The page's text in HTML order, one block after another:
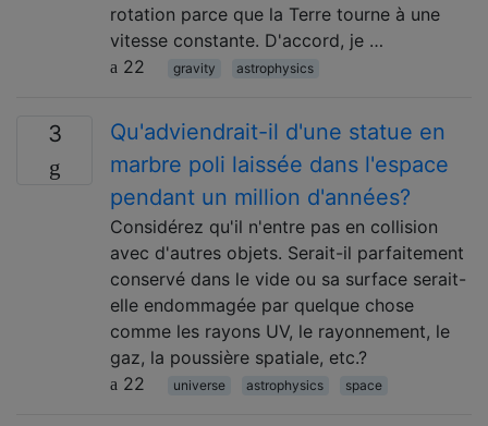
rotation parce que la Terre tourne à une
vitesse constante. D'accord, je …
22
gravity astrophysics
3
Qu'adviendrait-il d'une statue en
marbre poli laissée dans l'espace
pendant un million d'années?
Considérez qu'il n'entre pas en collision
avec d'autres objets. Serait-il parfaitement
conservé dans le vide ou sa surface serait-
elle endommagée par quelque chose
comme les rayons UV, le rayonnement, le
gaz, la poussière spatiale, etc.?
22
universe astrophysics space